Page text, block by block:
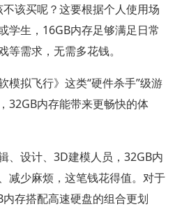
该买呢？这要根据个人使用场
学生，16GB内存足够满足日常
需求，无需多花钱。
模拟飞行》这类“硬件杀手”级游
32GB内存能带来更畅快的体
、设计、3D建模人员，32GB内
减少麻烦，这笔钱花得值。对于
存搭配高速硬盘的组合更划